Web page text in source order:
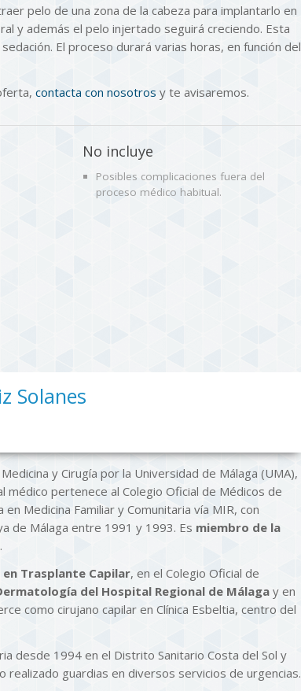
pelo de una zona de la cabeza para implantarlo en
y además el pelo injertado seguirá creciendo. Esta
El proceso durará varias horas, en función del
contacta con nosotros y te avisaremos.
No incluye
Posibles complicaciones fuera del
proceso médico habitual.
Solanes
y Cirugía por la Universidad de Málaga (UMA),
pertenece al Colegio Oficial de Médicos de
Medicina Familiar y Comunitaria vía MIR, con
de Málaga entre 1991 y 1993. Es miembro de la
Trasplante Capilar, en el Colegio Oficial de
del Hospital Regional de Málaga y en
como cirujano capilar en Clínica Esbeltia, centro del
desde 1994 en el Distrito Sanitario Costa del Sol y
guardias en diversos servicios de urgencias.